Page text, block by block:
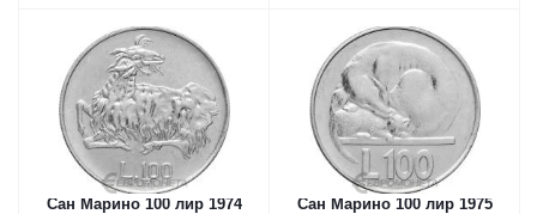
Сан Марино 100 лир 1974 Сан Марино 100 лир 1975